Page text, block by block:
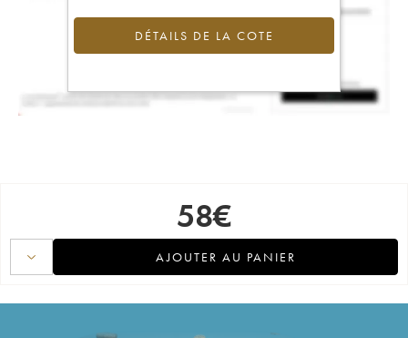
DÉTAILS DE LA COTE
58€
AJOUTER AU PANIER